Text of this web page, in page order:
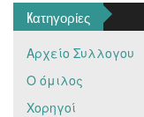
Kατηγορίες
Αρχείο Συλλογου
Ο όμιλος
Χορηγοί